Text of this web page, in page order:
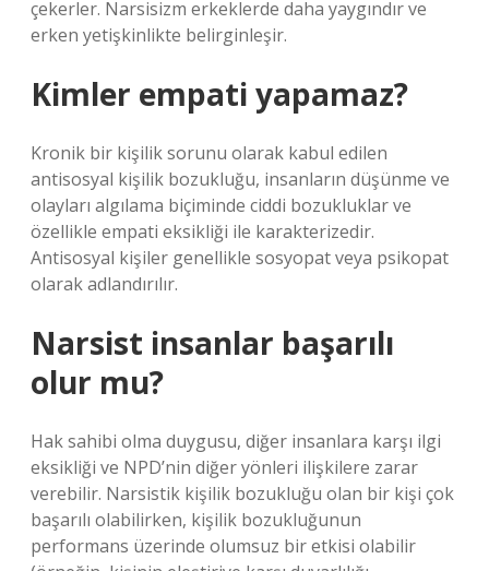
çekerler. Narsisizm erkeklerde daha yaygındır ve
erken yetişkinlikte belirginleşir.
Kimler empati yapamaz?
Kronik bir kişilik sorunu olarak kabul edilen
antisosyal kişilik bozukluğu, insanların düşünme ve
olayları algılama biçiminde ciddi bozukluklar ve
özellikle empati eksikliği ile karakterizedir.
Antisosyal kişiler genellikle sosyopat veya psikopat
olarak adlandırılır.
Narsist insanlar başarılı
olur mu?
Hak sahibi olma duygusu, diğer insanlara karşı ilgi
eksikliği ve NPD’nin diğer yönleri ilişkilere zarar
verebilir. Narsistik kişilik bozukluğu olan bir kişi çok
başarılı olabilirken, kişilik bozukluğunun
performans üzerinde olumsuz bir etkisi olabilir